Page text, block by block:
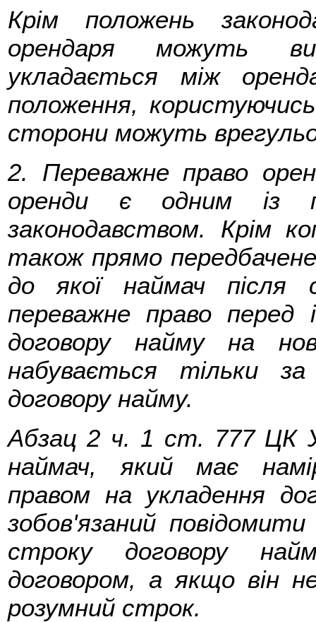
Крім положень
орендаря можуть
укладається між
положення,
сторони можуть
2. Переважне право
оренди є одним із
законодавством. Крім
також прямо
до якої наймач після
переважне право перед
договору найму на
набувається тільки
договору найму.
Абзац 2 ч. 1 ст. 777 ЦК
наймач, який має
правом на укладення
зобов'язаний
строку договору
договором, а якщо він
розумний строк.